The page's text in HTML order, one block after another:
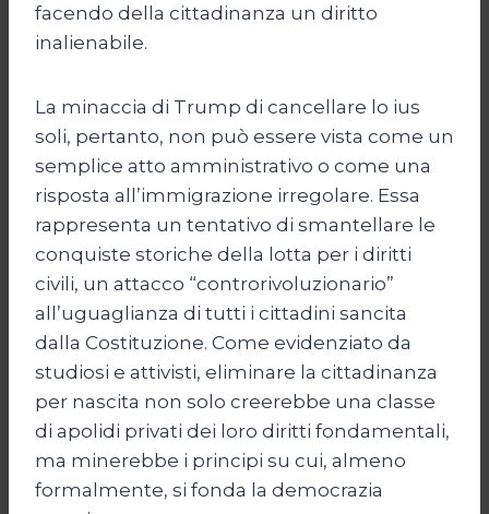
facendo della cittadinanza un diritto
inalienabile.
La minaccia di Trump di cancellare lo ius
soli, pertanto, non può essere vista come un
semplice atto amministrativo o come una
risposta all’immigrazione irregolare. Essa
rappresenta un tentativo di smantellare le
conquiste storiche della lotta per i diritti
civili, un attacco “controrivoluzionario”
all’uguaglianza di tutti i cittadini sancita
dalla Costituzione. Come evidenziato da
studiosi e attivisti, eliminare la cittadinanza
per nascita non solo creerebbe una classe
di apolidi privati dei loro diritti fondamentali,
ma minerebbe i principi su cui, almeno
formalmente, si fonda la democrazia